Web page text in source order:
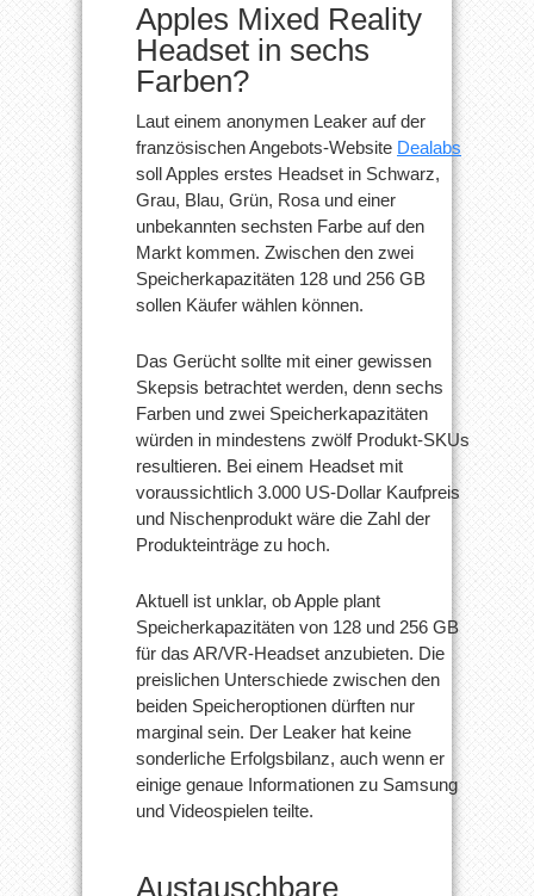
Apples Mixed Reality
Headset in sechs
Farben?
Laut einem anonymen Leaker auf der
französischen Angebots-Website Dealabs
soll Apples erstes Headset in Schwarz,
Grau, Blau, Grün, Rosa und einer
unbekannten sechsten Farbe auf den
Markt kommen. Zwischen den zwei
Speicherkapazitäten 128 und 256 GB
sollen Käufer wählen können.
Das Gerücht sollte mit einer gewissen
Skepsis betrachtet werden, denn sechs
Farben und zwei Speicherkapazitäten
würden in mindestens zwölf Produkt-SKUs
resultieren. Bei einem Headset mit
voraussichtlich 3.000 US-Dollar Kaufpreis
und Nischenprodukt wäre die Zahl der
Produkteinträge zu hoch.
Aktuell ist unklar, ob Apple plant
Speicherkapazitäten von 128 und 256 GB
für das AR/VR-Headset anzubieten. Die
preislichen Unterschiede zwischen den
beiden Speicheroptionen dürften nur
marginal sein. Der Leaker hat keine
sonderliche Erfolgsbilanz, auch wenn er
einige genaue Informationen zu Samsung
und Videospielen teilte.
Austauschbare